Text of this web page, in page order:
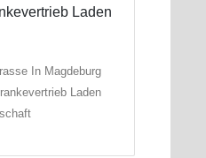
In Magdeburg
Laden